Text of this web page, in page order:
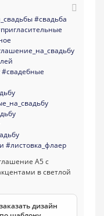
#свадьба
#свадебные
#листовка_флаер
заказать дизайн